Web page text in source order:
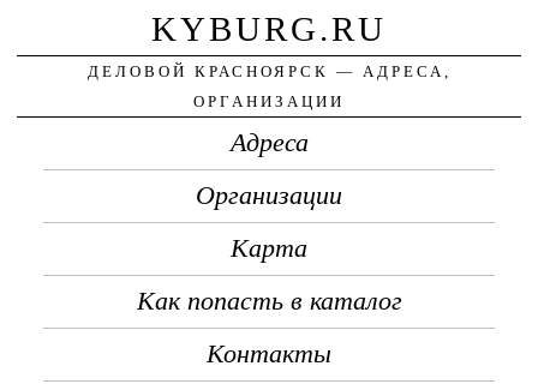
KYBURG.RU
ДЕЛОВОЙ КРАСНОЯРСК — АДРЕСА,
ОРГАНИЗАЦИИ
Адреса
Организации
Карта
Как попасть в каталог
Контакты